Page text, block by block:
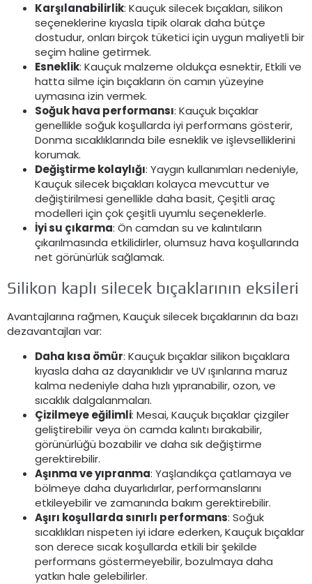
Karşılanabilirlik: Kauçuk silecek bıçakları, silikon
seçeneklerine kıyasla tipik olarak daha bütçe
dostudur, onları birçok tüketici için uygun maliyetli bir
seçim haline getirmek.
Esneklik: Kauçuk malzeme oldukça esnektir, Etkili ve
hatta silme için bıçakların ön camın yüzeyine
uymasına izin vermek.
Soğuk hava performansı: Kauçuk bıçaklar
genellikle soğuk koşullarda iyi performans gösterir,
Donma sıcaklıklarında bile esneklik ve işlevselliklerini
korumak.
Değiştirme kolaylığı: Yaygın kullanımları nedeniyle,
Kauçuk silecek bıçakları kolayca mevcuttur ve
değiştirilmesi genellikle daha basit, Çeşitli araç
modelleri için çok çeşitli uyumlu seçeneklerle.
İyi su çıkarma: Ön camdan su ve kalıntıların
çıkarılmasında etkilidirler, olumsuz hava koşullarında
net görünürlük sağlamak.
Silikon kaplı silecek bıçaklarının eksileri
Avantajlarına rağmen, Kauçuk silecek bıçaklarının da bazı
dezavantajları var:
Daha kısa ömür: Kauçuk bıçaklar silikon bıçaklara
kıyasla daha az dayanıklıdır ve UV ışınlarına maruz
kalma nedeniyle daha hızlı yıpranabilir, ozon, ve
sıcaklık dalgalanmaları.
Çizilmeye eğilimli: Mesai, Kauçuk bıçaklar çizgiler
geliştirebilir veya ön camda kalıntı bırakabilir,
görünürlüğü bozabilir ve daha sık değiştirme
gerektirebilir.
Aşınma ve yıpranma: Yaşlandıkça çatlamaya ve
bölmeye daha duyarlıdırlar, performanslarını
etkileyebilir ve zamanında bakım gerektirebilir.
Aşırı koşullarda sınırlı performans: Soğuk
sıcaklıkları nispeten iyi idare ederken, Kauçuk bıçaklar
son derece sıcak koşullarda etkili bir şekilde
performans göstermeyebilir, bozulmaya daha
yatkın hale gelebilirler.